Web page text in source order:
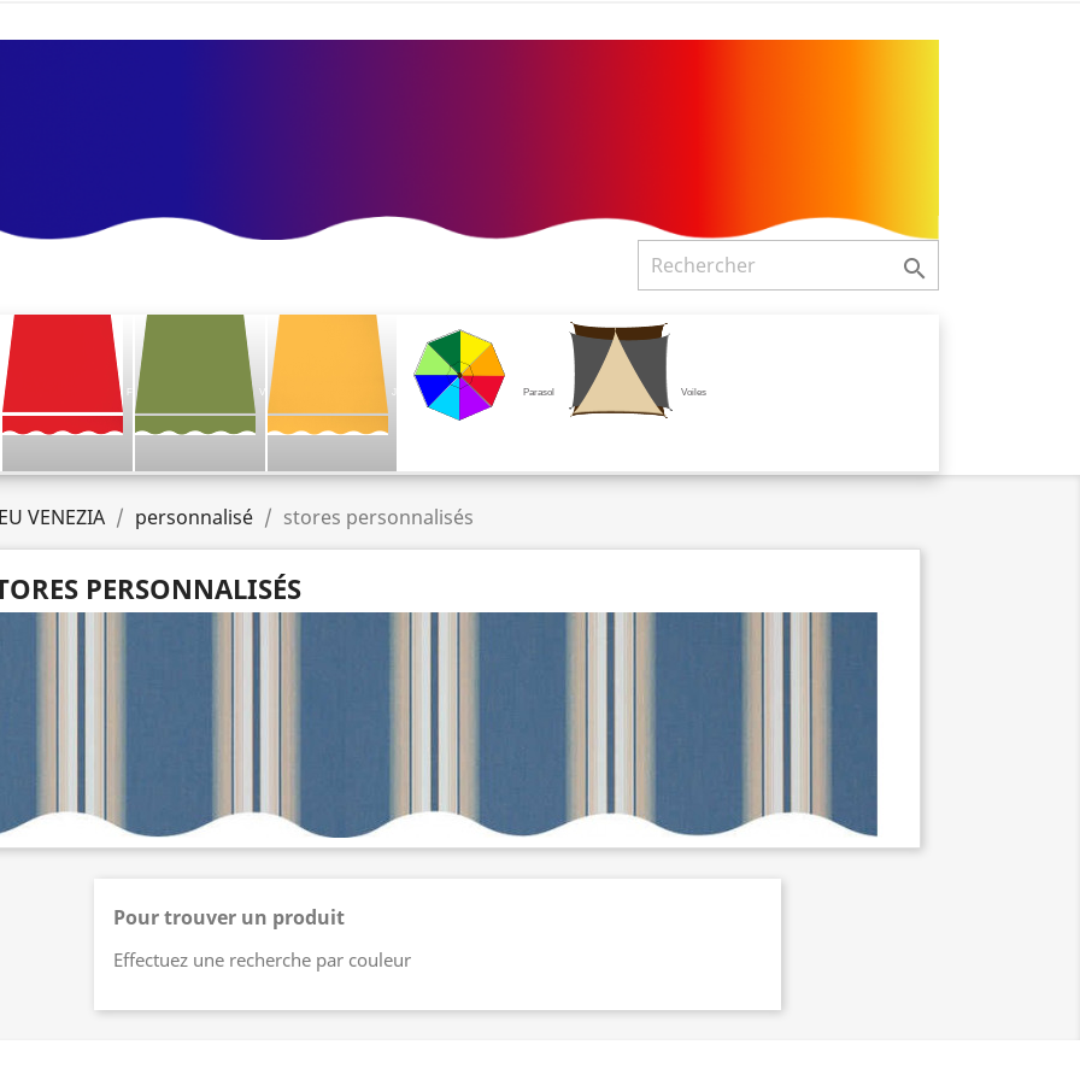

V J Parasol Voiles
VENEZIA personnalisé stores personnalisés
PERSONNALISÉS
Pour trouver un produit
Effectuez une recherche par couleur